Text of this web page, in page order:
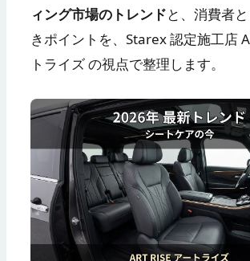
ィング市場のトレンドと、消費者
きポイントを、Starex 認定施工店
トライズ の視点で整理します。